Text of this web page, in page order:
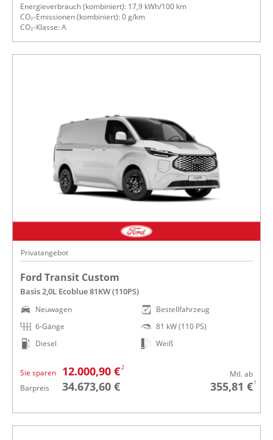
Energieverbrauch (kombiniert): 17,9 kWh/100 km
CO₂-Emissionen (kombiniert): 0 g/km
CO₂-Klasse: A
Privatangebot
Ford Transit Custom
Basis 2,0L Ecoblue 81KW (110PS)
Neuwagen
6-Gänge
Diesel
Bestellfahrzeug
81 kW (110 PS)
Weiß
Sie sparen 12.000,90 €2
Barpreis 34.673,60 €
Mtl. ab
355,81 €1